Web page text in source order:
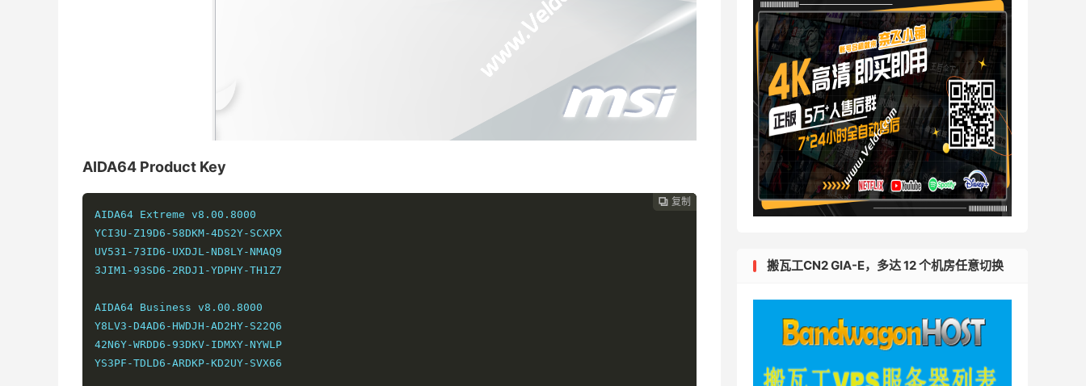
AIDA64 Product Key
 复制
 复制
 复制
AIDA64 Extreme v8.00.8000
YCI3U-Z19D6-58DKM-4DS2Y-SCXPX
UV531-73ID6-UXDJL-ND8LY-NMAQ9
3JIM1-93SD6-2RDJ1-YDPHY-TH1Z7
AIDA64 Business v8.00.8000
Y8LV3-D4AD6-HWDJH-AD2HY-S22Q6
42N6Y-WRDD6-93DKV-IDMXY-NYWLP
YS3PF-TDLD6-ARDKP-KD2UY-SVX66
搬瓦工CN2 GIA-E，多达 12 个机房任意切换